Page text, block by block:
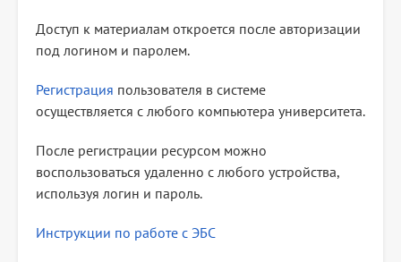
Доступ к материалам откроется после авторизации
под логином и паролем.
Регистрация пользователя в системе
осуществляется с любого компьютера университета.
После регистрации ресурсом можно
воспользоваться удаленно с любого устройства,
используя логин и пароль.
Инструкции по работе с ЭБС